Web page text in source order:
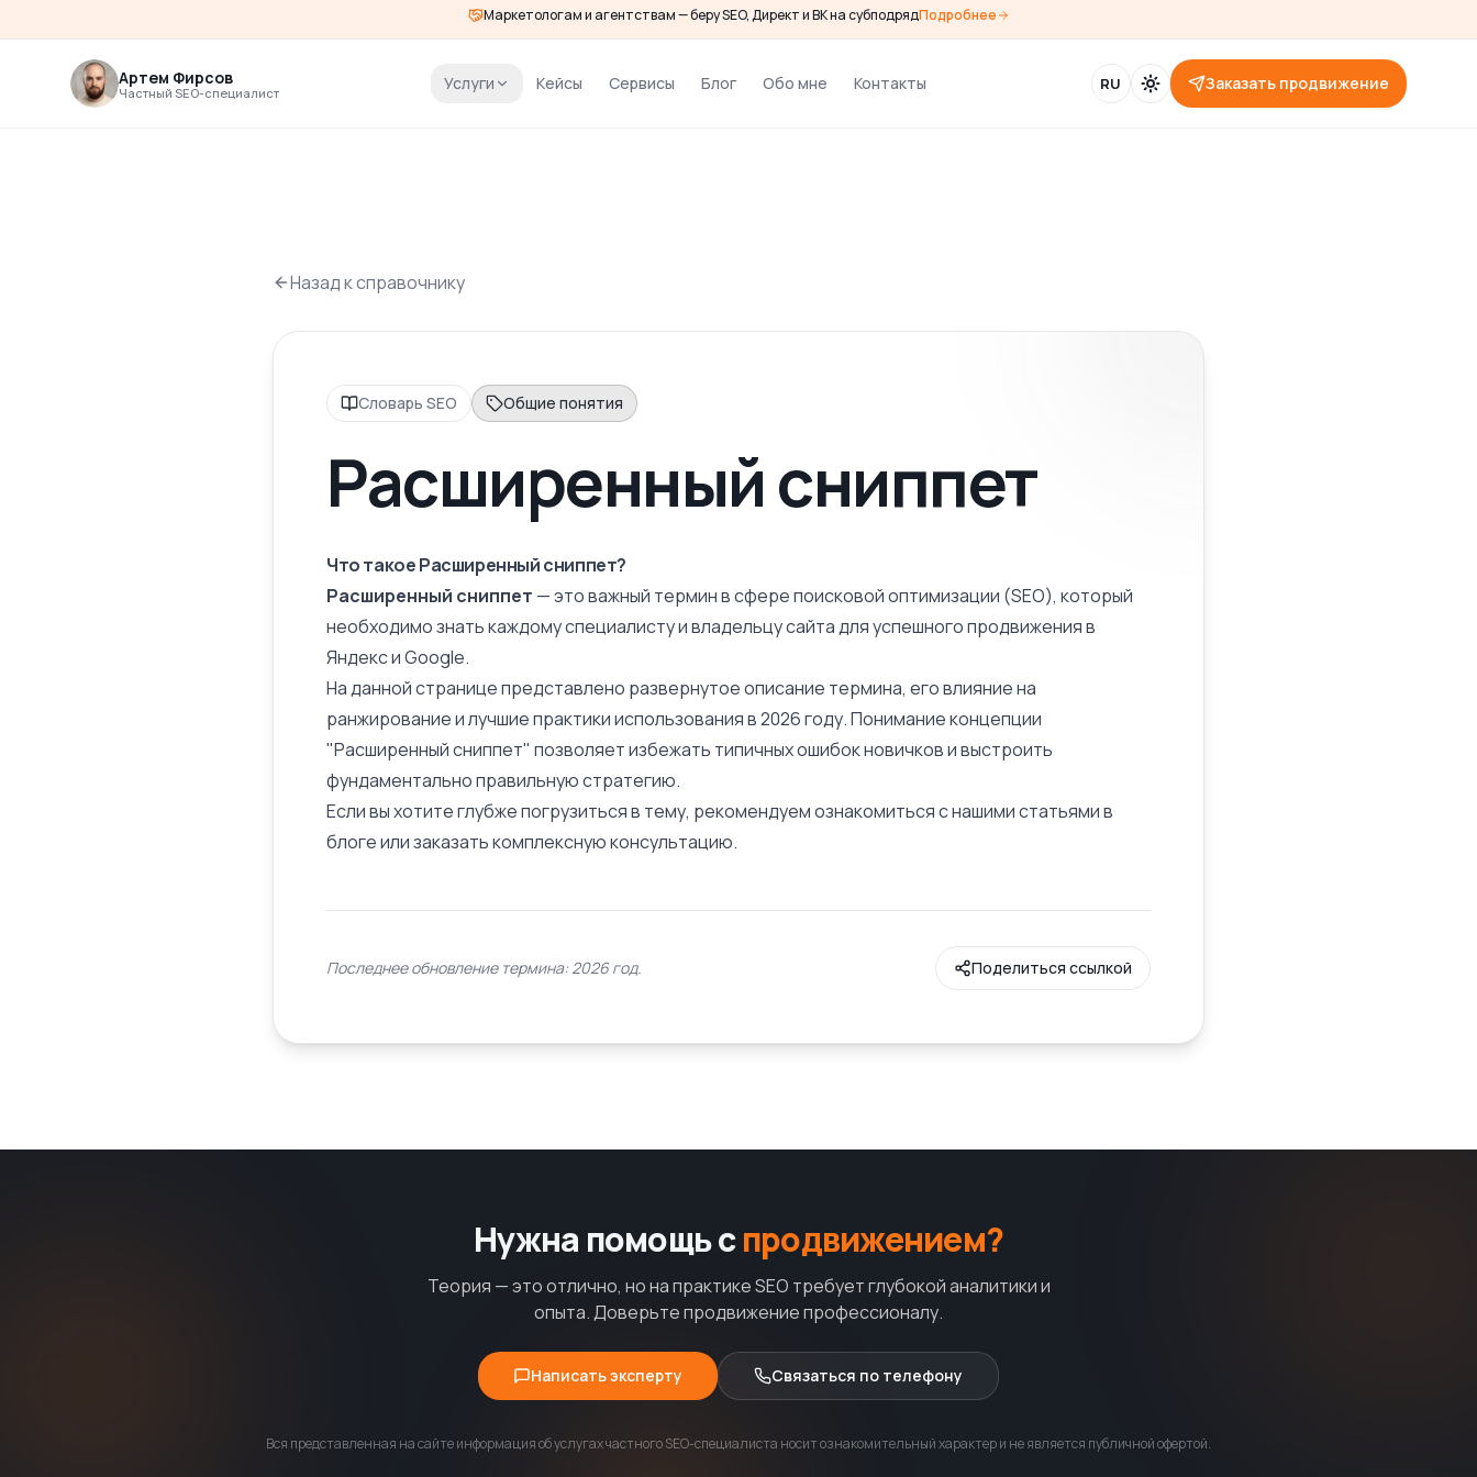
Маркетологам и агентствам — беру SEO, Директ и ВК на субподрядПодробнее
Артем Фирсов
Частный SEO-специалист Услуги Кейсы Сервисы Блог Обо мне Контакты RU Заказать продвижение
Назад к справочнику
Словарь SEO Общие понятия
Расширенный сниппет
Что такое Расширенный сниппет?
Расширенный сниппет — это важный термин в сфере поисковой оптимизации (SEO), который
необходимо знать каждому специалисту и владельцу сайта для успешного продвижения в
Яндекс и Google.
На данной странице представлено развернутоеописание термина, его влияние на
ранжирование и лучшие практики использования в 2026 году. Понимание концепции
"Расширенный сниппет" позволяет избежать типичных ошибок новичков и выстроить
фундаментально правильную стратегию.
Если вы хотите глубже погрузиться в тему, рекомендуем ознакомиться с нашими статьями в
блоге или заказать комплексную консультацию.
Последнее обновление термина: 2026 год. Поделиться ссылкой
Нужна помощь спродвижением?
Теория — это отлично, но на практике SEO требует глубокой аналитики и
опыта. Доверьте продвижение профессионалу.
Написать эксперту Связаться по телефону
Вся представленная на сайте информация об услугах частного SEO-специалиста носит ознакомительный характер и не является публичной офертой.